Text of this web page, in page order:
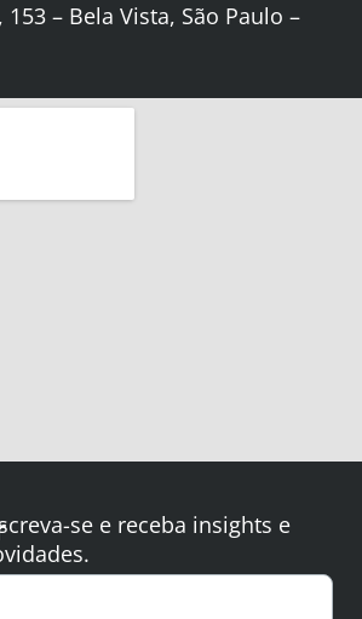
153 – Bela Vista, São Paulo –
se e receba insights e